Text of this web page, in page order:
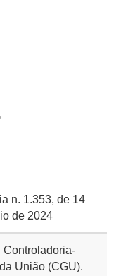
n. 1.353, de 14
de 2024
Controladoria-
União (CGU).